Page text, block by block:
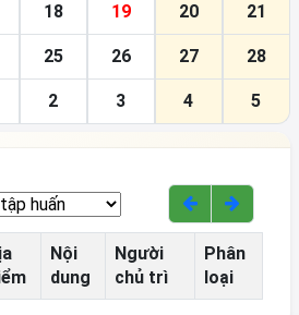
18 19 20 21
25 26 27 28
2 3 4 5
Nội
dung
Người
chủ trì
Phân
loại